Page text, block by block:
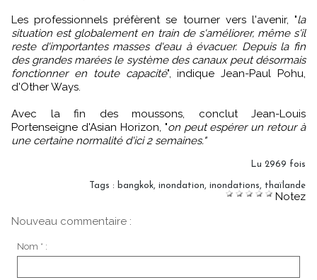
Les professionnels préfèrent se tourner vers l'avenir, "la
situation est globalement en train de s'améliorer, même s'il
reste d'importantes masses d'eau à évacuer. Depuis la fin
des grandes marées le système des canaux peut désormais
fonctionner en toute capacité", indique Jean-Paul Pohu,
d'Other Ways.
Avec la fin des moussons, conclut Jean-Louis
Portenseigne d'Asian Horizon, "on peut espérer un retour à
une certaine normalité d'ici 2 semaines."
Lu 2969 fois
Tags : bangkok, inondation, inondations, thaïlande
Notez
Nouveau commentaire :
Nom * :